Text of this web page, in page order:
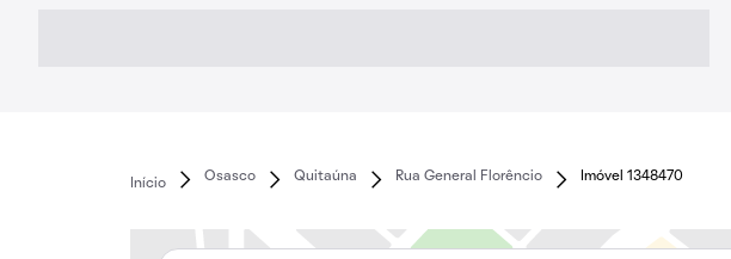
Início
Osasco Quitaúna Rua General Florêncio Imóvel 1348470